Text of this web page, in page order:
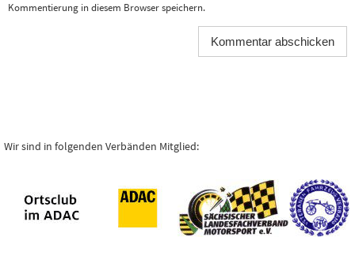
Kommentierung in diesem Browser speichern.
Wir sind in folgenden Verbänden Mitglied: